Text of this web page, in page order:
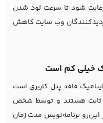
شود تا سرعت لود شدن
وب سایت کاهش
خیلی کم است
فاقد پنل کاربری است
ثابت هستند و توسط شخص
این‌رو برنامه‌نویس مدت زمان